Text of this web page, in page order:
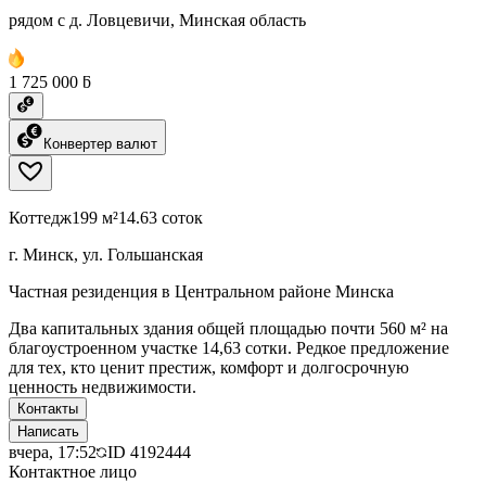
рядом с д. Ловцевичи, Минская область
1 725 000 ƃ
Конвертер валют
Коттедж199 м²14.63 соток
г. Минск, ул. Гольшанская
Частная резиденция в Центральном районе Минска
Два капитальных здания общей площадью почти 560 м² на
благоустроенном участке 14,63 сотки. Редкое предложение
для тех, кто ценит престиж, комфорт и долгосрочную
ценность недвижимости.
Контакты
Написать
вчера, 17:52 ID 4192444
Контактное лицо